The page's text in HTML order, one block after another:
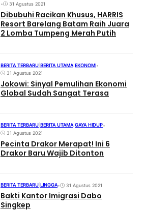
•
31 Agustus 2021
Dibubuhi Racikan Khusus, HARRIS
Resort Barelang Batam Raih Juara
2 Lomba Tumpeng Merah Putih
BERITA TERBARU BERITA UTAMA EKONOMI•
31 Agustus 2021
Jokowi: Sinyal Pemulihan Ekonomi
Global Sudah Sangat Terasa
BERITA TERBARU BERITA UTAMA|GAYA HIDUP•
31 Agustus 2021
Pecinta Drakor Merapat! Ini 6
Drakor Baru Wajib Ditonton
BERITA TERBARU LINGGA• 31 Agustus 2021
Bakti Kantor Imigrasi Dabo
Singkep